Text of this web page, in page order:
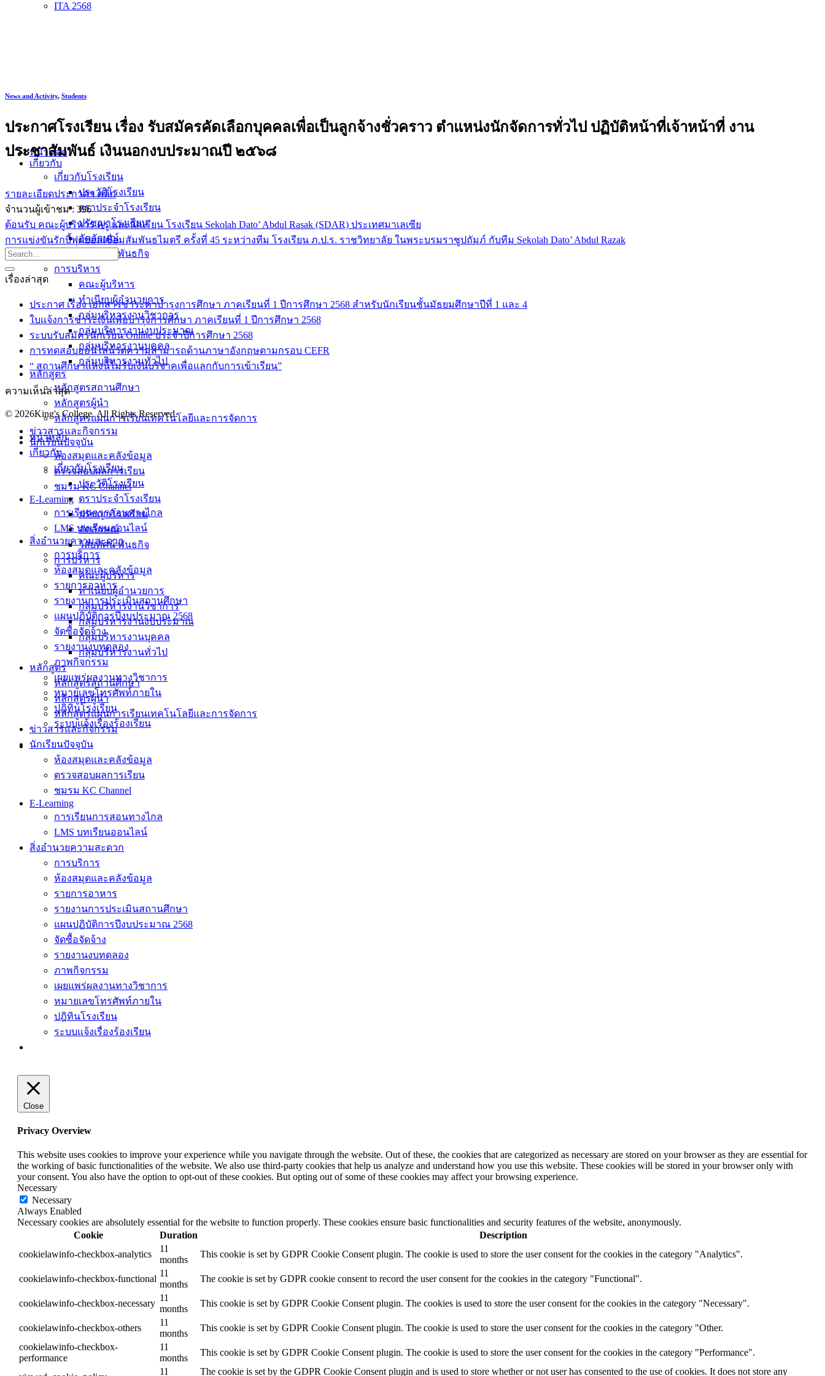
ITA 2568
หน้าหลัก
เกี่ยวกับ
เกี่ยวกับโรงเรียน
ประวัติโรงเรียน
ตราประจำโรงเรียน
ปรัชญาโรงเรียน
อัตลักษณ์
วิสัยทัศน์ พันธกิจ
การบริหาร
คณะผู้บริหาร
ทำเนียบผู้อำนวยการ
กลุ่มบริหารงานวิชาการ
กลุ่มบริหารงานงบประมาณ
กลุ่มบริหารงานบุคคล
กลุ่มบริหารงานทั่วไป
หลักสูตร
หลักสูตรสถานศึกษา
หลักสูตรผู้นำ
หลักสูตรแผนการเรียนเทคโนโลยีและการจัดการ
ข่าวสารและกิจกรรม
นักเรียนปัจจุบัน
ห้องสมุดและคลังข้อมูล
ตรวจสอบผลการเรียน
ชมรม KC Channel
E-Learning
การเรียนการสอนทางไกล
LMS บทเรียนออนไลน์
สิ่งอำนวยความสะดวก
การบริการ
ห้องสมุดและคลังข้อมูล
รายการอาหาร
รายงานการประเมินสถานศึกษา
แผนปฏิบัติการปีงบประมาณ 2568
จัดซื้อจัดจ้าง
รายงานงบทดลอง
ภาพกิจกรรม
เผยแพร่ผลงานทางวิชาการ
หมายเลขโทรศัพท์ภายใน
ปฎิทินโรงเรียน
ระบบแจ้งเรื่องร้องเรียน
News and Activity, Students
ประกาศโรงเรียน เรื่อง รับสมัครคัดเลือกบุคคลเพื่อเป็นลูกจ้างชั่วคราว ตำแหน่งนักจัดการทั่วไป ปฏิบัติหน้าที่เจ้าหน้าที่ งาน
ประชาสัมพันธ์ เงินนอกงบประมาณปี ๒๕๖๘
รายละเอียดประกาศฯ คลิก
จำนวนผู้เข้าชม : 396
ต้อนรับ คณะผู้บริหาร ครู และนักเรียน โรงเรียน Sekolah Dato’ Abdul Rasak (SDAR) ประเทศมาเลเซีย
การแข่งขันรักบี้ฟุตบอลเชื่อมสัมพันธไมตรี ครั้งที่ 45 ระหว่างทีม โรงเรียน ภ.ป.ร. ราชวิทยาลัย ในพระบรมราชูปถัมภ์ กับทีม Sekolah Dato’ Abdul Razak
เรื่องล่าสุด
ประกาศ เรื่อง เอกสารชำระค่าบำรุงการศึกษา ภาคเรียนที่ 1 ปีการศึกษา 2568 สำหรับนักเรียนชั้นมัธยมศึกษาปีที่ 1 และ 4
ใบแจ้งการชำระเงินเพื่อบำรุงการศึกษา ภาคเรียนที่ 1 ปีการศึกษา 2568
ระบบรับสมัครนักเรียน Online ประจำปีการศึกษา 2568
การทดสอบออนไลน์วัดความสามารถด้านภาษาอังกฤษตามกรอบ CEFR
“ สถานศึกษาแห่งนี้ไม่รับเงินบริจาคเพื่อแลกกับการเข้าเรียน”
ความเห็นล่าสุด
© 2026King's College. All Rights Reserved.
หน้าหลัก
เกี่ยวกับ
เกี่ยวกับโรงเรียน
ประวัติโรงเรียน
ตราประจำโรงเรียน
ปรัชญาโรงเรียน
อัตลักษณ์
วิสัยทัศน์ พันธกิจ
การบริหาร
คณะผู้บริหาร
ทำเนียบผู้อำนวยการ
กลุ่มบริหารงานวิชาการ
กลุ่มบริหารงานงบประมาณ
กลุ่มบริหารงานบุคคล
กลุ่มบริหารงานทั่วไป
หลักสูตร
หลักสูตรสถานศึกษา
หลักสูตรผู้นำ
หลักสูตรแผนการเรียนเทคโนโลยีและการจัดการ
ข่าวสารและกิจกรรม
นักเรียนปัจจุบัน
ห้องสมุดและคลังข้อมูล
ตรวจสอบผลการเรียน
ชมรม KC Channel
E-Learning
การเรียนการสอนทางไกล
LMS บทเรียนออนไลน์
สิ่งอำนวยความสะดวก
การบริการ
ห้องสมุดและคลังข้อมูล
รายการอาหาร
รายงานการประเมินสถานศึกษา
แผนปฏิบัติการปีงบประมาณ 2568
จัดซื้อจัดจ้าง
รายงานงบทดลอง
ภาพกิจกรรม
เผยแพร่ผลงานทางวิชาการ
หมายเลขโทรศัพท์ภายใน
ปฎิทินโรงเรียน
ระบบแจ้งเรื่องร้องเรียน
Close
Privacy Overview
This website uses cookies to improve your experience while you navigate through the website. Out of these, the cookies that are categorized as necessary are stored on your browser as they are essential for
the working of basic functionalities of the website. We also use third-party cookies that help us analyze and understand how you use this website. These cookies will be stored in your browser only with
your consent. You also have the option to opt-out of these cookies. But opting out of some of these cookies may affect your browsing experience.
Necessary
Necessary
Always Enabled
Necessary cookies are absolutely essential for the website to function properly. These cookies ensure basic functionalities and security features of the website, anonymously.
Cookie
Duration
Description
cookielawinfo-checkbox-analytics
11
months
This cookie is set by GDPR Cookie Consent plugin. The cookie is used to store the user consent for the cookies in the category "Analytics".
cookielawinfo-checkbox-functional
11
months
The cookie is set by GDPR cookie consent to record the user consent for the cookies in the category "Functional".
cookielawinfo-checkbox-necessary
11
months
This cookie is set by GDPR Cookie Consent plugin. The cookies is used to store the user consent for the cookies in the category "Necessary".
cookielawinfo-checkbox-others
11
months
This cookie is set by GDPR Cookie Consent plugin. The cookie is used to store the user consent for the cookies in the category "Other.
cookielawinfo-checkbox-
performance
11
months
This cookie is set by GDPR Cookie Consent plugin. The cookie is used to store the user consent for the cookies in the category "Performance".
11 The cookie is set by the GDPR Cookie Consent plugin and is used to store whether or not user has consented to the use of cookies. It does not store any